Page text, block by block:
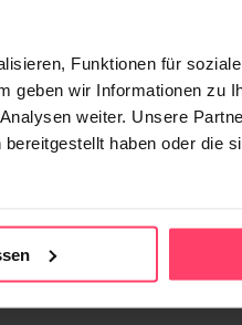
Funktionen für
geben wir Informationen zu
weiter. Unsere
haben oder die